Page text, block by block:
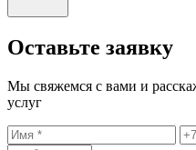
Оставьте заявку
Мы свяжемся с вами и
услуг